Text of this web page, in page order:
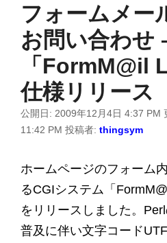
フォームメー
お問い合わせ
「FormM@il
仕様リリース
公開日: 2009年12月4日 4:37 PM
11:42 PM 投稿者: thingsym
ホームページのフォーム
るCGIシステム「
をリリースしました。
普及に伴い文字コード